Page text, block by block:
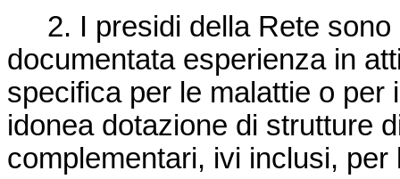
2. I presidi della Rete sono
documentata esperienza in
specifica per le malattie o per
idonea dotazione di strutture
complementari, ivi inclusi,